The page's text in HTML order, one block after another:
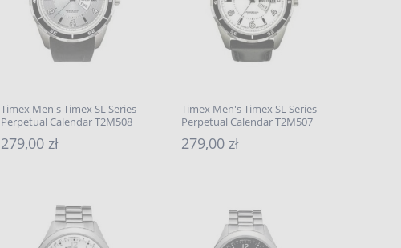
Timex Men's Timex SL Series
Perpetual Calendar T2M508
279,00 zł
Timex Men's Timex SL Series
Perpetual Calendar T2M507
279,00 zł